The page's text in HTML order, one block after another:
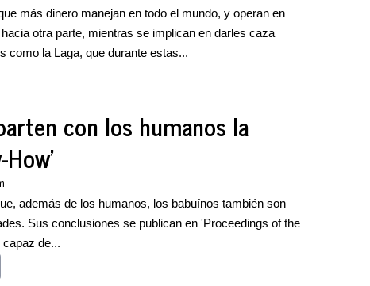
más dinero manejan en todo el mundo, y operan en
otra parte, mientras se implican en darles caza
como la Laga, que durante estas...
con los humanos la
además de los humanos, los babuínos también son
Sus conclusiones se publican en 'Proceedings of the
de...